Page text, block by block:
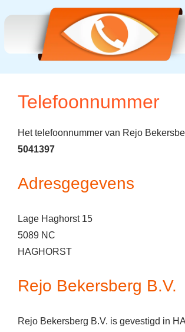
Telefoonnummer
Het telefoonnummer van Rejo
5041397
Adresgegevens
Lage Haghorst 15
5089 NC
HAGHORST
Rejo Bekersberg B.V.
Rejo Bekersberg B.V. is gevestigd in